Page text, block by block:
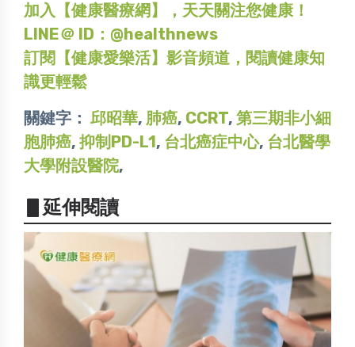
加入【健康醫療網】，天天關注您健康！
LINE＠ ID：@healthnews
訂閱【健康愛樂活】影音頻道，閱讀健康知
識更輕鬆
關鍵字： 邱昭華, 肺癌, CCRT, 第三期非小細
胞肺癌, 抑制PD-L1, 台北癌症中心, 台北醫學
大學附設醫院,
▋延伸閱讀